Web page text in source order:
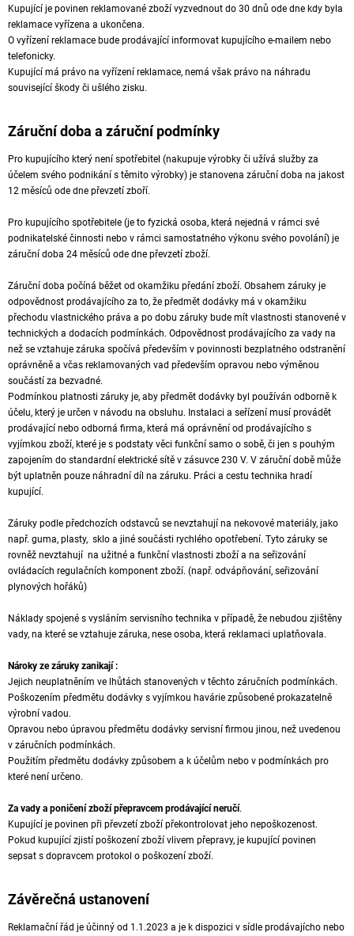
Kupující je povinen reklamované zboží vyzvednout do 30 dnů ode dne kdy byla
reklamace vyřízena a ukončena.
O vyřízení reklamace bude prodávající informovat kupujícího e-mailem nebo
telefonicky.
Kupující má právo na vyřízení reklamace, nemá však právo na náhradu
související škody či ušlého zisku.
Záruční doba a záruční podmínky
Pro kupujícího který není spotřebitel (nakupuje výrobky či užívá služby za
účelem svého podnikání s těmito výrobky) je stanovena záruční doba na jakost
12 měsíců ode dne převzetí zboří.
Pro kupujícího spotřebitele (je to fyzická osoba, která nejedná v rámci své
podnikatelské činnosti nebo v rámci samostatného výkonu svého povolání) je
záruční doba 24 měsíců ode dne převzetí zboží.
Záruční doba počíná běžet od okamžiku předání zboží. Obsahem záruky je
odpovědnost prodávajícího za to, že předmět dodávky má v okamžiku
přechodu vlastnického práva a po dobu záruky bude mít vlastnosti stanovené v
technických a dodacích podmínkách. Odpovědnost prodávajícího za vady na
než se vztahuje záruka spočívá především v povinnosti bezplatného odstranění
oprávněně a včas reklamovaných vad především opravou nebo výměnou
součástí za bezvadné.
Podmínkou platnosti záruky je, aby předmět dodávky byl používán odborně k
účelu, který je určen v návodu na obsluhu. Instalaci a seřízení musí provádět
prodávající nebo odborná firma, která má oprávnění od prodávajícího s
vyjímkou zboží, které je s podstaty věci funkční samo o sobě, či jen s pouhým
zapojením do standardní elektrické sítě v zásuvce 230 V. V záruční době může
být uplatněn pouze náhradní díl na záruku. Práci a cestu technika hradí
kupující.
Záruky podle předchozích odstavců se nevztahují na nekovové materiály, jako
např. guma, plasty, sklo a jiné součásti rychlého opotřebení. Tyto záruky se
rovněž nevztahují na užitné a funkční vlastnosti zboží a na seřizování
ovládacích regulačních komponent zboží. (např. odvápňování, seřizování
plynových hořáků)
Náklady spojené s vysláním servisního technika v případě, že nebudou zjištěny
vady, na které se vztahuje záruka, nese osoba, která reklamaci uplatňovala.
Nároky ze záruky zanikají :
Jejich neuplatněním ve lhůtách stanovených v těchto záručních podmínkách.
Poškozením předmětu dodávky s vyjímkou havárie způsobené prokazatelně
výrobní vadou.
Opravou nebo úpravou předmětu dodávky servisní firmou jinou, než uvedenou
v záručních podmínkách.
Použitím předmětu dodávky způsobem a k účelům nebo v podmínkách pro
které není určeno.
Za vady a poničení zboží přepravcem prodávající neručí.
Kupující je povinen při převzetí zboží překontrolovat jeho nepoškozenost.
Pokud kupující zjistí poškození zboží vlivem přepravy, je kupující povinen
sepsat s dopravcem protokol o poškození zboží.
Závěrečná ustanovení
Reklamační řád je účinný od 1.1.2023 a je k dispozici v sídle prodávajícho nebo